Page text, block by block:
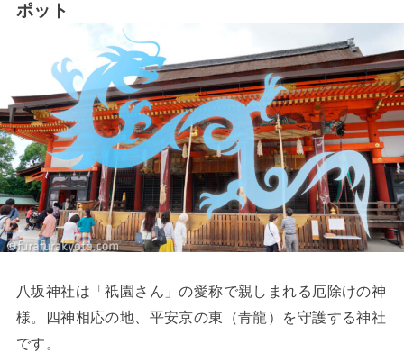
ポット
八坂神社は「祇園さん」の愛称で親しまれる厄除けの神
様。四神相応の地、平安京の東（青龍）を守護する神社
です。